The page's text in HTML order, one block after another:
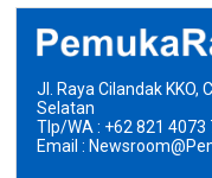
Jl. Raya Cilandak KKO,
Selatan
Tlp/WA : +62 821 4073
Email :